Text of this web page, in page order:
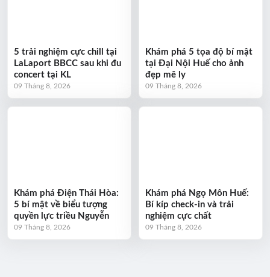
5 trải nghiệm cực chill tại
LaLaport BBCC sau khi đu
concert tại KL
09 Tháng 8, 2026
Khám phá 5 tọa độ bí mật
tại Đại Nội Huế cho ảnh
đẹp mê ly
09 Tháng 8, 2026
Khám phá Điện Thái Hòa:
5 bí mật về biểu tượng
quyền lực triều Nguyễn
09 Tháng 8, 2026
Khám phá Ngọ Môn Huế:
Bí kíp check-in và trải
nghiệm cực chất
09 Tháng 8, 2026